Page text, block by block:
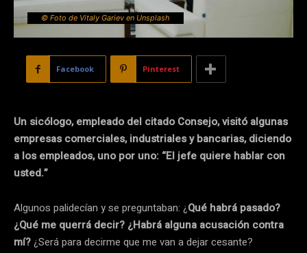
© Foto de Vitaly Gariev en Unsplash
Facebook Pinterest
Un sicólogo, empleado del citado Consejo, visitó algunas
empresas comerciales, industriales y bancarias, diciendo
a los empleados, uno por uno: “El jefe quiere hablar con
usted.”
Algunos palidecían y se preguntaban: ¿Qué habrá pasado?
¿Qué me querrá decir? ¿Habrá alguna acusación contra
mí?¿Será para decirme que me van a dejar cesante?